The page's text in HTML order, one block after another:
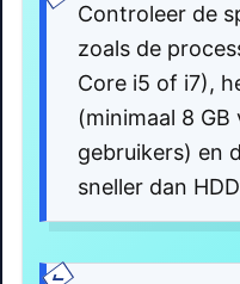
Controleer de
zoals de
Core i5 of i7),
(minimaal 8
gebruikers) en
sneller dan